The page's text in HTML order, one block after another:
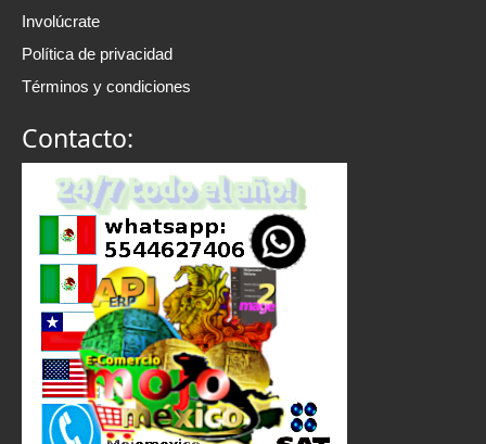
Involúcrate
Política de privacidad
Términos y condiciones
Contacto: